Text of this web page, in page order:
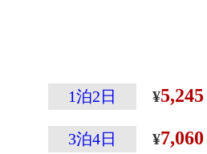
1泊2日 5,245
3泊4日 7,060